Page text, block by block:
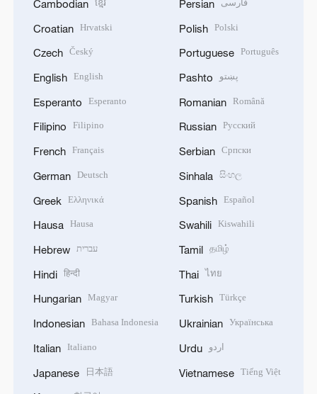
Cambodian
Croatian Hrvatski
Czech Český
English English
Esperanto Esperanto
Filipino Filipino
French Français
German Deutsch
Greek Ελληνικά
Hausa Hausa
Hebrew עברית
Hindi हिन्दी
Hungarian Magyar
Indonesian Bahasa Indonesia
Italian Italiano
Japanese 日本語
Persian
Polish Polski
Portuguese Português
Pashto پښتو
Romanian Română
Russian Русский
Serbian Српски
Sinhala සිංහල
Spanish Español
Swahili Kiswahili
Tamil தமிழ்
Thai ไทย
Turkish Türkçe
Ukrainian Українська
Urdu اردو
Vietnamese Tiếng Việt